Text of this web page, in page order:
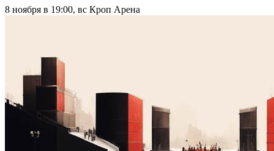
8 ноября в 19:00, вс Кроп Арена